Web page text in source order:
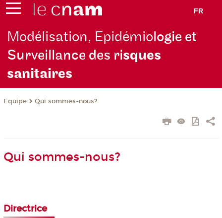
FR
Modélisation, Epidémiologie et
Surveillance des risques
sanitaires
Equipe Qui sommes-nous?
Qui sommes-nous?
Directrice